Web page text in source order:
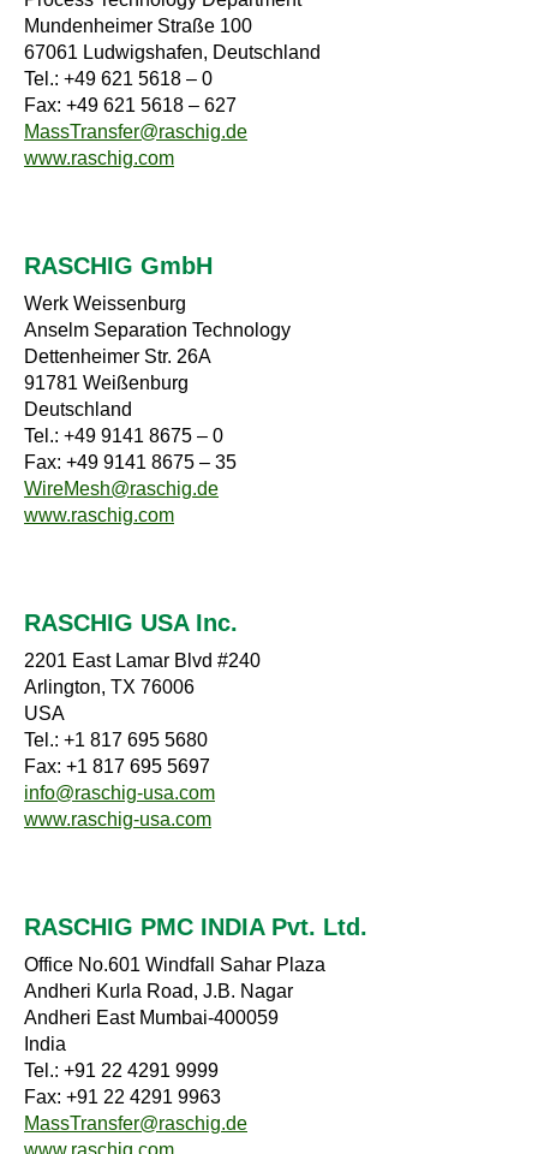
Mundenheimer Straße 100
67061 Ludwigshafen, Deutschland
Tel.: +49 621 5618 – 0
Fax: +49 621 5618 – 627
MassTransfer@raschig.de
www.raschig.com
RASCHIG GmbH
Werk Weissenburg
Anselm Separation Technology
Dettenheimer Str. 26A
91781 Weißenburg
Deutschland
Tel.: +49 9141 8675 – 0
Fax: +49 9141 8675 – 35
WireMesh@raschig.de
www.raschig.com
RASCHIG USA Inc.
2201 East Lamar Blvd #240
Arlington, TX 76006
USA
Tel.: +1 817 695 5680
Fax: +1 817 695 5697
info@raschig-usa.com
www.raschig-usa.com
RASCHIG PMC INDIA Pvt. Ltd.
Office No.601 Windfall Sahar Plaza
Andheri Kurla Road, J.B. Nagar
Andheri East Mumbai-400059
India
Tel.: +91 22 4291 9999
Fax: +91 22 4291 9963
MassTransfer@raschig.de